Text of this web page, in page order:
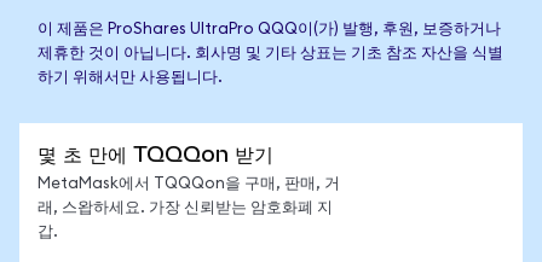
이 제품은 ProShares UltraPro QQQ이(가) 발행, 후원, 보증하거나
제휴한 것이 아닙니다. 회사명 및 기타 상표는 기초 참조 자산을 식별
하기 위해서만 사용됩니다.
몇 초 만에 TQQQon 받기
MetaMask에서 TQQQon을 구매, 판매, 거
래, 스왑하세요. 가장 신뢰받는 암호화폐 지
갑.